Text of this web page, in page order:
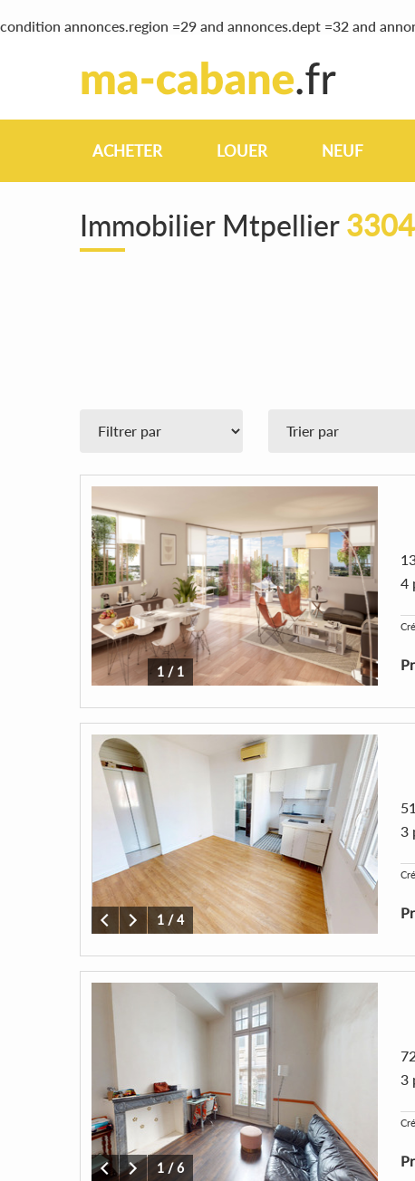
condition annonces.region =29 and annonces.dept =32 and
ACHETER LOUER NEUF
Immobilier Mtpellier
1 / 1
4
1 /4
3
1 /6
3